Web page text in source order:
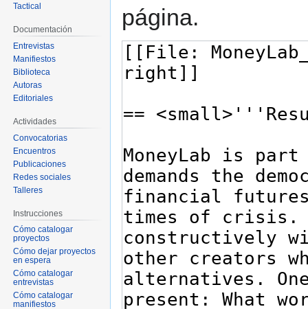
página.
Tactical
Documentación
Entrevistas
Manifiestos
Biblioteca
Autoras
Editoriales
Actividades
Convocatorias
Encuentros
Publicaciones
Redes sociales
Talleres
Instrucciones
Cómo catalogar
proyectos
Cómo dejar proyectos
en espera
Cómo catalogar
entrevistas
Cómo catalogar
manifiestos